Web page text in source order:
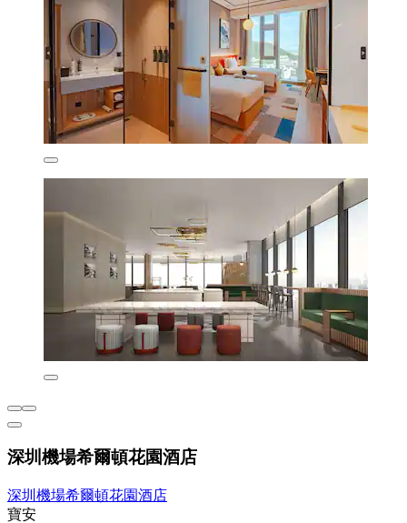
深圳機場希爾頓花園酒店
深圳機場希爾頓花園酒店
寶安